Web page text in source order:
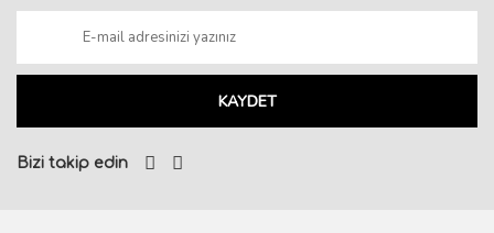
KAYDET
Bizi takip edin